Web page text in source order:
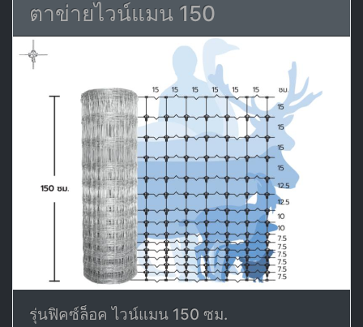
ตาข่ายไวน์แมน 150
รุ่นฟิคซ์ล็อค ไวน์แมน 150 ซม.